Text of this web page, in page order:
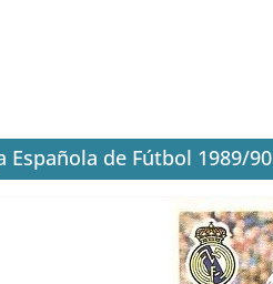
Española de Fútbol 1989/90